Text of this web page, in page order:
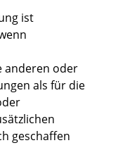
ist
anderen oder
als für die
geschaffen